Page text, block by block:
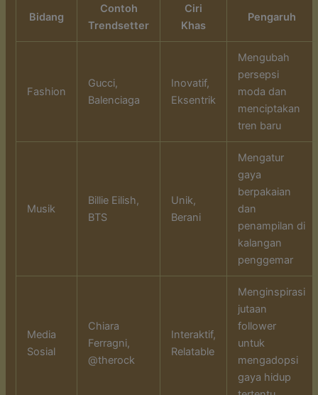
Bidang
Contoh
Trendsetter
Ciri
Khas
Pengaruh
Fashion
Gucci,
Balenciaga
Inovatif,
Eksentrik
Mengubah
persepsi
moda dan
menciptakan
tren baru
Musik
Billie Eilish,
BTS
Unik,
Berani
Mengatur
gaya
berpakaian
dan
penampilan di
kalangan
penggemar
Media
Sosial
Chiara
Ferragni,
@therock
Interaktif,
Relatable
Menginspirasi
jutaan
follower
untuk
mengadopsi
gaya hidup